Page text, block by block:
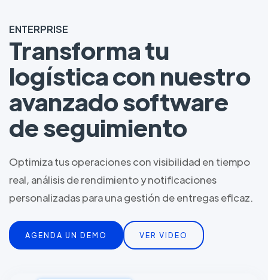
ENTERPRISE
Transforma tu
logística con nuestro
avanzado software
de seguimiento
Optimiza tus operaciones con visibilidad en tiempo
real, análisis de rendimiento y notificaciones
personalizadas para una gestión de entregas eficaz.
AGENDA UN DEMO VER VIDEO